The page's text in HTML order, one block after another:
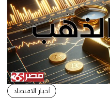
أخبار الاقتصاد